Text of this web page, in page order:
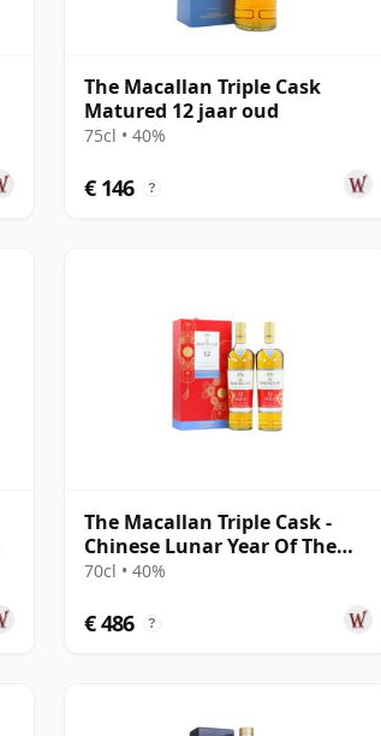
The Macallan Triple Cask
Matured 12 jaar oud
75cl • 40%
€ 146 ?
The Macallan Triple Cask -
Chinese Lunar Year Of The
Rat 2020 T 12 jaar oud
70cl • 40%
€ 486 ?